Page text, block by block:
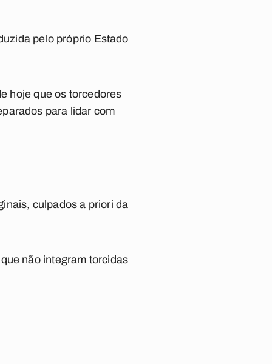
pelo próprio Estado
hoje que os torcedores
para lidar com
culpados a priori da
não integram torcidas